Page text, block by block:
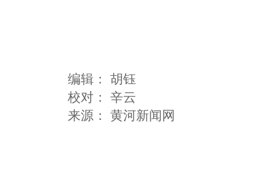
编辑： 胡钰
校对： 辛云